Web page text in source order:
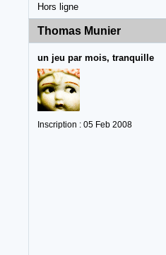
Hors ligne
Thomas Munier
un jeu par mois, tranquille
Inscription : 05 Feb 2008